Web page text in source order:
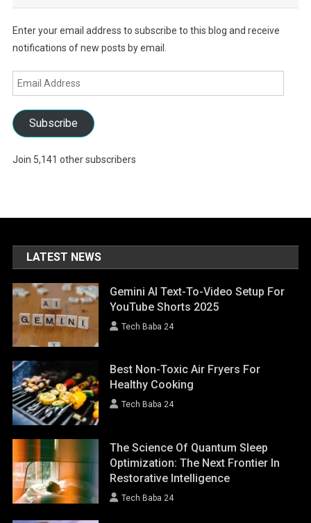
Enter your email address to subscribe to this blog and receive
notifications of new posts by email.
Email
Address
Subscribe
Join 5,141 other subscribers
LATEST NEWS
Gemini AI Text-To-Video Setup For
YouTube Shorts 2025
Tech Baba 24
Best Non-Toxic Air Fryers For
Healthy Cooking
Tech Baba 24
The Science Of Quantum Sleep
Optimization: The Next Frontier In
Restorative Intelligence
Tech Baba 24